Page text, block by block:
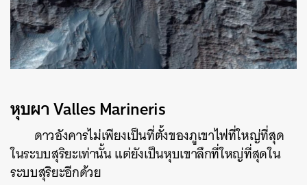
หุบผา Valles Marineris
ดาวอังคารไม่เพียงเป็นที่ตั้งของภูเขาไฟที่ใหญ่ที่สุด
ในระบบสุริยะเท่านั้น แต่ยังเป็นหุบเขาลึกที่ใหญ่ที่สุดใน
ระบบสุริยะอีกด้วย